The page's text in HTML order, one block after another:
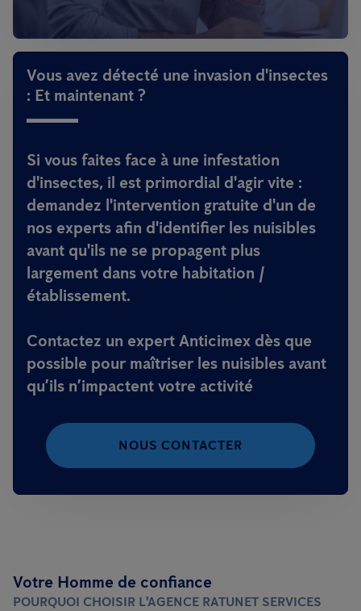
Vous avez détecté une invasion d'insectes
: Et maintenant ?
Si vous faites face à une infestation
d'insectes, il est primordial d'agir vite :
demandez l'intervention gratuite d'un de
nos experts afin d'identifier les nuisibles
avant qu'ils ne se propagent plus
largement dans votre habitation /
établissement.
Contactez un expert Anticimex dès que
possible pour maîtriser les nuisibles avant
qu’ils n’impactent votre activité
NOUS CONTACTER
Votre Homme de confiance
POURQUOI CHOISIR L'AGENCE RATUNET SERVICES